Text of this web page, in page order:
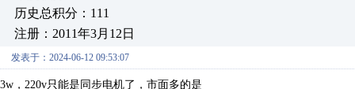
历史总积分：111
注册：2011年3月12日
发表于：2024-06-12 09:53:07
3w，220v只能是同步电机了，市面多的是